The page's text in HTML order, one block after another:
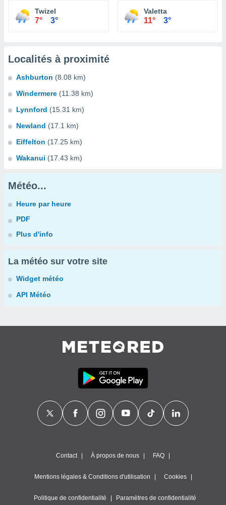
Twizel
7° 3°
Valetta
11° 3°
Localités à proximité
Ashburton (8.08 km)
Windermere (11.38 km)
Lynnford (15.31 km)
Newland (17.1 km)
Eiffelton (17.25 km)
Wakanui (17.43 km)
Météo...
Heure par heure
PDF
Plus d'info
La météo sur votre site
Widget météo
API Météo
Contact À propos de nous FAQ
Mentions légales & Conditions d'utilisation Cookies
Politique de confidentialité Paramètres de confidentialité